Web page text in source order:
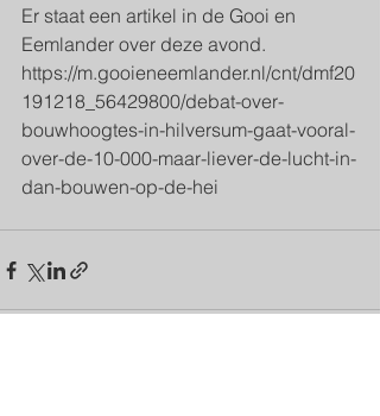
Er staat een artikel in de Gooi en
Eemlander over deze avond.
https://m.gooieneemlander.nl/cnt/dmf20
191218_56429800/debat-over-
bouwhoogtes-in-hilversum-gaat-vooral-
over-de-10-000-maar-liever-de-lucht-in-
dan-bouwen-op-de-hei